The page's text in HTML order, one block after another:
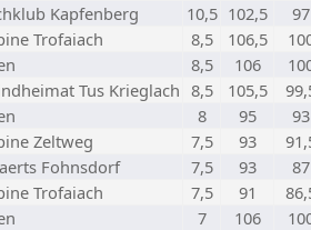
Kapfenberg 10,5 102,5 97
Trofaiach 8,5 106,5
8,5 106
Tus Krieglach 8,5 105,5
8 95 93
Zeltweg 7,5 93
Fohnsdorf 7,5 93 87
Trofaiach 7,5 91
7 106